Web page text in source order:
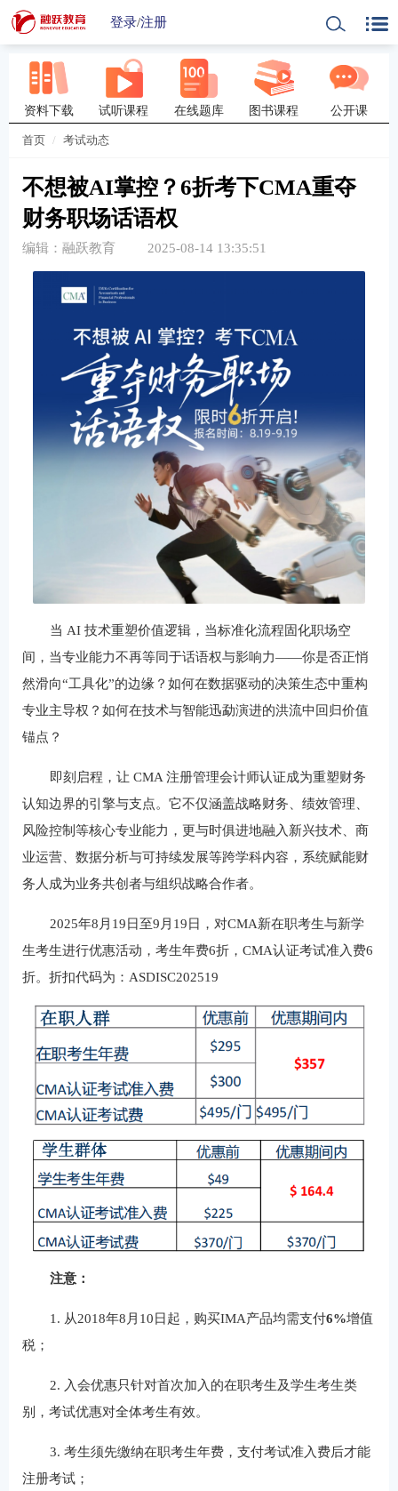
登录/注册
资料下载 试听课程 在线题库 图书课程 公开课
首页 考试动态
不想被AI掌控？6折考下CMA重夺
财务职场话语权
编辑：融跃教育 2025-08-14 13:35:51
当 AI 技术重塑价值逻辑，当标准化流程固化职场空
间，当专业能力不再等同于话语权与影响力——你是否正悄
然滑向“工具化”的边缘？如何在数据驱动的决策生态中重构
专业主导权？如何在技术与智能迅勐演进的洪流中回归价值
锚点？
即刻启程，让 CMA 注册管理会计师认证成为重塑财务
认知边界的引擎与支点。它不仅涵盖战略财务、绩效管理、
风险控制等核心专业能力，更与时俱进地融入新兴技术、商
业运营、数据分析与可持续发展等跨学科内容，系统赋能财
务人成为业务共创者与组织战略合作者。
2025年8月19日至9月19日，对CMA新在职考生与新学
生考生进行优惠活动，考生年费6折，CMA认证考试准入费6
折。折扣代码为：ASDISC202519
注意：
1. 从2018年8月10日起，购买IMA产品均需支付6%增值
税；
2. 入会优惠只针对首次加入的在职考生及学生考生类
别，考试优惠对全体考生有效。
3. 考生须先缴纳在职考生年费，支付考试准入费后才能
注册考试；